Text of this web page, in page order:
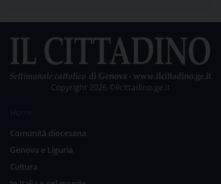
Copyright 2026 ©ilcittadino.ge.it
Comunità diocesana
Genova e Liguria
Cultura